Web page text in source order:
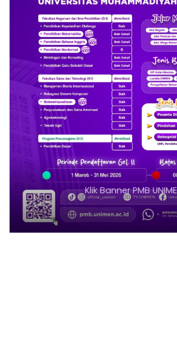
Klik Banner ITKESMU